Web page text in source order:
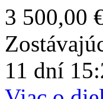
3 500,00
11 dní